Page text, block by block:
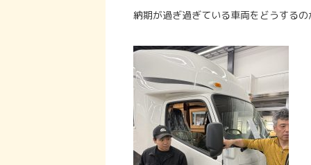
納期が過ぎ過ぎている車両をどうするの